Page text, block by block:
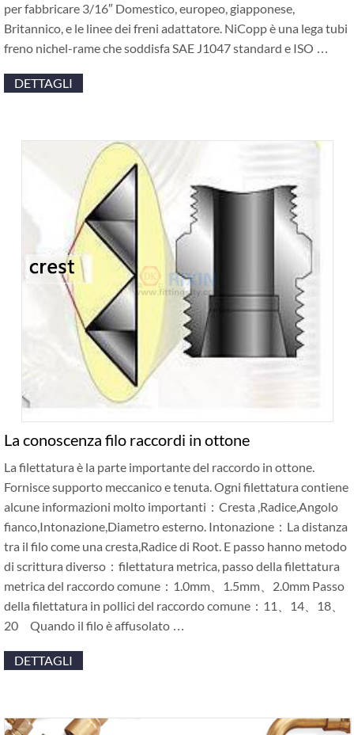
per fabbricare 3/16″ Domestico, europeo, giapponese,
Britannico, e le linee dei freni adattatore. NiCopp è una lega tubi
freno nichel-rame che soddisfa SAE J1047 standard e ISO …
DETTAGLI
La conoscenza filo raccordi in ottone
La filettatura è la parte importante del raccordo in ottone.
Fornisce supporto meccanico e tenuta. Ogni filettatura contiene
alcune informazioni molto importanti：Cresta ,Radice,Angolo
fianco,Intonazione,Diametro esterno. Intonazione：La distanza
tra il filo come una cresta,Radice di Root. E passo hanno metodo
di scrittura diverso：filettatura metrica, passo della filettatura
metrica del raccordo comune：1.0mm、1.5mm、2.0mm Passo
della filettatura in pollici del raccordo comune：11、14、18、
20 Quando il filo è affusolato …
DETTAGLI